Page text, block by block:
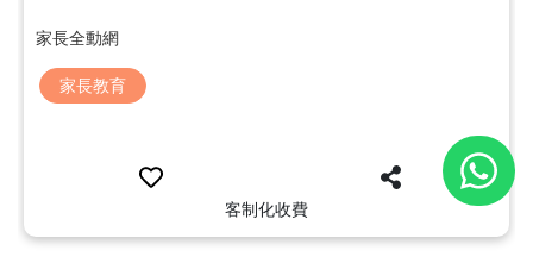
家長全動網
家長教育
客制化收費